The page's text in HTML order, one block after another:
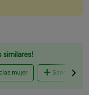
similares!
mujer Sandalias